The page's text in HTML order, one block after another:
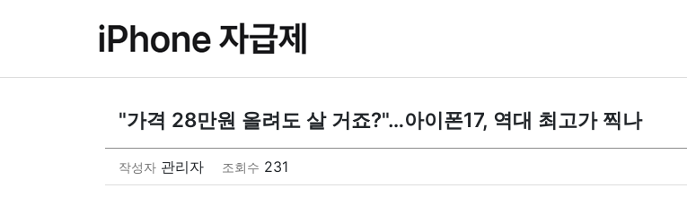
"가격 28만원 올려도 살 거죠?"…아이폰17, 역대 최고가 찍나
작성자 관리자 조회수 231